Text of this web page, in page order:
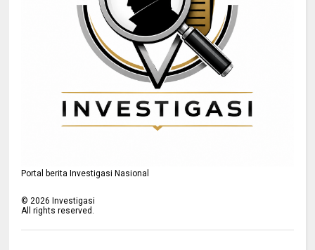
Portal berita Investigasi Nasional
©2026 Investigasi
All rights reserved.